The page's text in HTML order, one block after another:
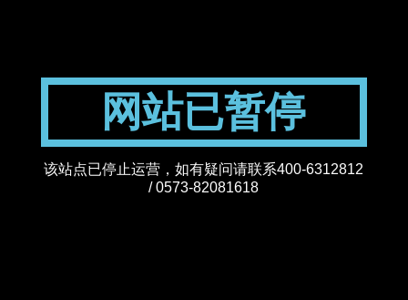
网站已暂停
该站点已停止运营，如有疑问请联系400-6312812
/ 0573-82081618